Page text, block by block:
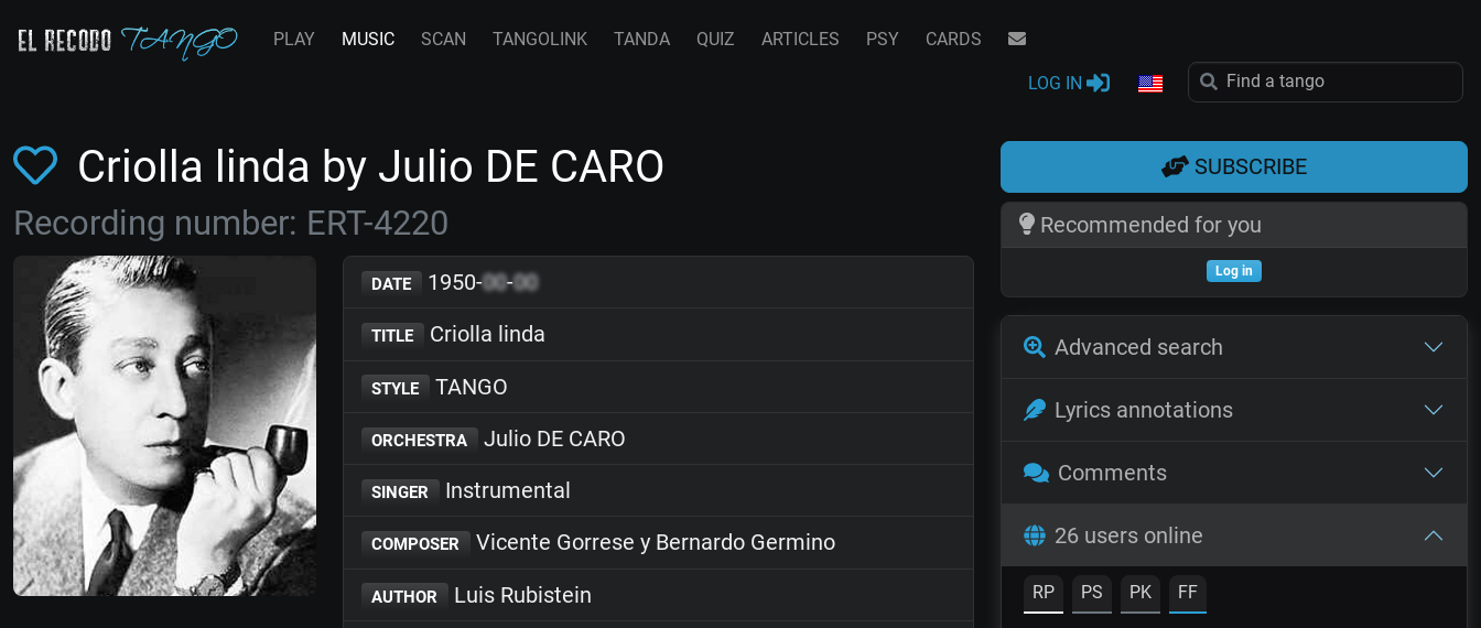
PLAY MUSIC SCAN TANGOLINK TANDA QUIZ ARTICLES PSY CARDS
LOG IN
Criolla linda by Julio DE CARO
Recording number: ERT-4220
DATE 1950-00-00
TITLE Criolla linda
STYLE TANGO
ORCHESTRA Julio DE CARO
SINGER Instrumental
COMPOSER Vicente Gorrese y Bernardo Germino
AUTHOR Luis Rubistein
SUBSCRIBE
Recommended for you
Log in
Advanced search
Lyrics annotations
Comments
26 users online
RP PS PK FF